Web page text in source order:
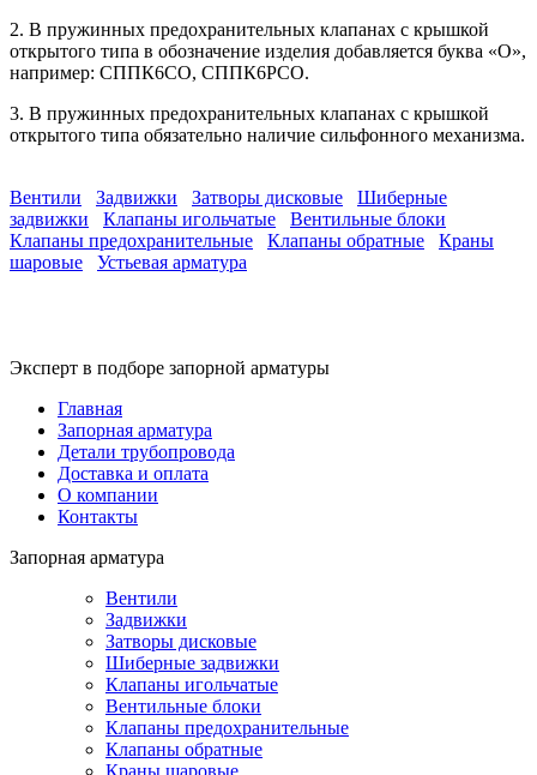
2. В пружинных предохранительных клапанах с крышкой
открытого типа в обозначение изделия добавляется буква «О»,
например: СППК6СО, СППК6РСО.
3. В пружинных предохранительных клапанах с крышкой
открытого типа обязательно наличие сильфонного механизма.
Вентили Задвижки Затворы дисковые
Шиберные
задвижки
Клапаны игольчатые
Вентильные блоки
Клапаны предохранительные
Клапаны обратные
Краны
шаровые
Устьевая арматура
Эксперт в подборе запорной арматуры
Главная
Запорная арматура
Детали трубопровода
Доставка и оплата
О компании
Контакты
Запорная арматура
Вентили
Задвижки
Затворы дисковые
Шиберные задвижки
Клапаны игольчатые
Вентильные блоки
Клапаны предохранительные
Клапаны обратные
Краны шаровые